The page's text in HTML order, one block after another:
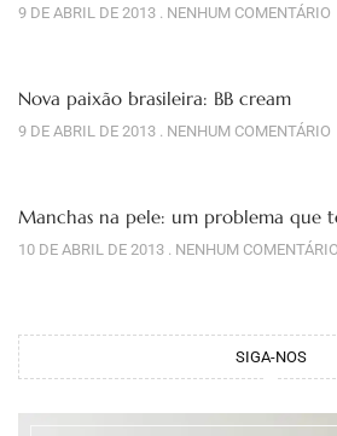
9 DE ABRIL DE 2013 NENHUM COMENTÁRIO
Nova paixão brasileira: BB cream
9 DE ABRIL DE 2013 NENHUM COMENTÁRIO
Manchas na pele: um problema que
10 DE ABRIL DE 2013 NENHUM COMENTÁRIO
SIGA-NOS